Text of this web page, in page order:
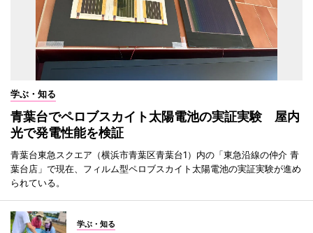
学ぶ・知る
青葉台でペロブスカイト太陽電池の実証実験 屋内
光で発電性能を検証
青葉台東急スクエア（横浜市青葉区青葉台1）内の「東急沿線の仲介 青
葉台店」で現在、フィルム型ペロブスカイト太陽電池の実証実験が進め
られている。
学ぶ・知る